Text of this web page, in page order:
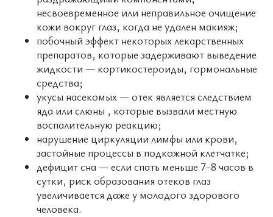
несвоевременное или неправильное очищение
кожи вокруг глаз, когда не удален макияж;
побочный эффект некоторых лекарственных
препаратов, которые задерживают выведение
жидкости — кортикостероиды, гормональные
средства;
укусы насекомых — отек является следствием
яда или слюны , которые вызвали местную
воспалительную реакцию;
нарушение циркуляции лимфы или крови,
застойные процессы в подкожной клетчатке;
дефицит сна — если спать меньше 7-8 часов в
сутки, риск образования отеков глаз
увеличивается даже у молодого здорового
человека.